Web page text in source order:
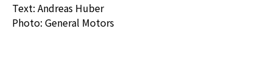
Text: Andreas Huber
Photo: General Motors